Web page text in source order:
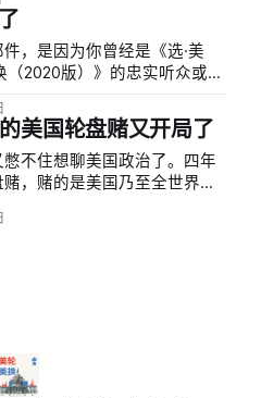
，他们为何能吸引到选民的
，是因为你曾经是《选·美
2020版）》的忠实听众或读
美国轮盘赌又开局了
不住想聊美国政治了。四年
，赌的是美国乃至全世界的
选辩论；建制派精英和金主